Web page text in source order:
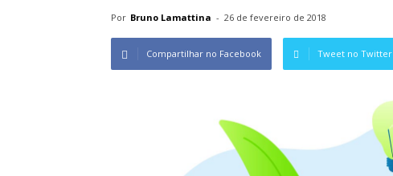
Por Bruno Lamattina - 26 de fevereiro de 2018
Compartilhar no Facebook Tweet no Twitter